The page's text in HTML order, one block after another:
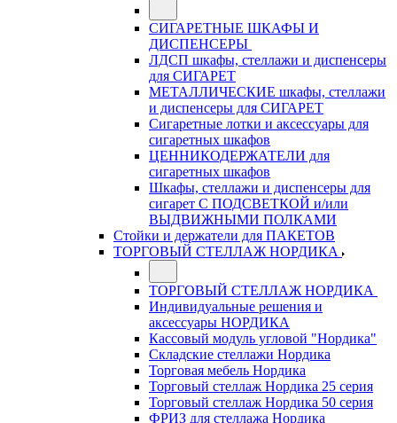
СИГАРЕТНЫЕ ШКАФЫ И
ДИСПЕНСЕРЫ
ЛДСП шкафы, стеллажи и диспенсеры
для СИГАРЕТ
МЕТАЛЛИЧЕСКИЕ шкафы, стеллажи
и диспенсеры для СИГАРЕТ
Сигаретные лотки и аксессуары для
сигаретных шкафов
ЦЕННИКОДЕРЖАТЕЛИ для
сигаретных шкафов
Шкафы, стеллажи и диспенсеры для
сигарет С ПОДСВЕТКОЙ и/или
ВЫДВИЖНЫМИ ПОЛКАМИ
Стойки и держатели для ПАКЕТОВ
ТОРГОВЫЙ СТЕЛЛАЖ НОРДИКА
ТОРГОВЫЙ СТЕЛЛАЖ НОРДИКА
Индивидуальные решения и
аксессуары НОРДИКА
Кассовый модуль угловой "Нордика"
Складские стеллажи Нордика
Торговая мебель Нордика
Торговый стеллаж Нордика 25 серия
Торговый стеллаж Нордика 50 серия
ФРИЗ для стеллажа Нордика